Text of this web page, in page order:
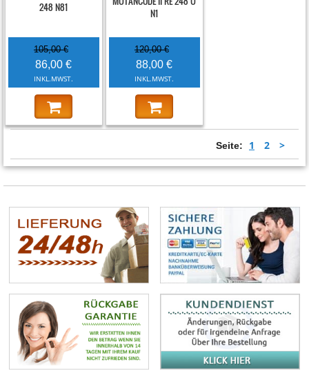
248 N81
105,00 €
86,00 €
INKL.MWST.
N1
120,00 €
88,00 €
INKL.MWST.
Seite: 1 2 >